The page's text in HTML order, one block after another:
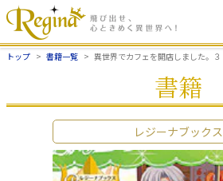
トップ 書籍一覧 異世界でカフェを開店しました。３
書籍
レジーナブックス